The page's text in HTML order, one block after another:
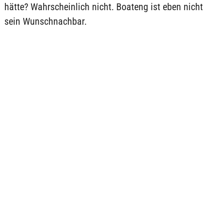
hätte? Wahrscheinlich nicht. Boateng ist eben nicht
sein Wunschnachbar.